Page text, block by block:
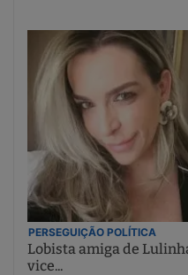
PERSEGUIÇÃO POLÍTICA
Lobista amiga de
vice...